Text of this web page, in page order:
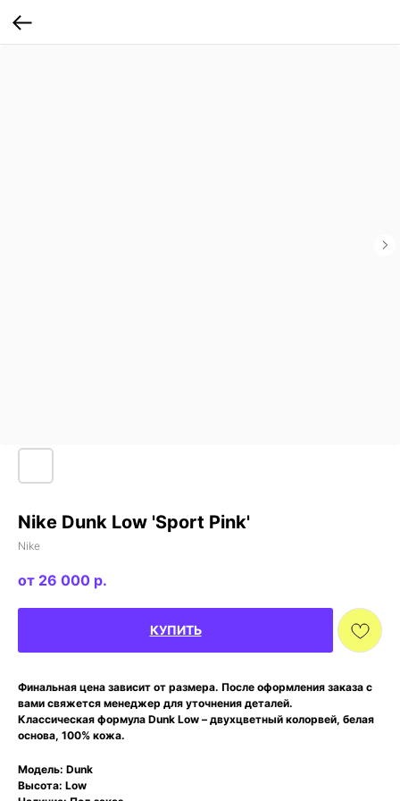
Nike Dunk Low 'Sport Pink'
Nike
26 000 р.
КУПИТЬ
Финальная цена зависит от размера. После оформления заказа с
вами свяжется менеджер для уточнения деталей.
Классическая формула Dunk Low – двухцветный колорвей, белая
основа, 100% кожа.
Модель: Dunk
Высота: Low